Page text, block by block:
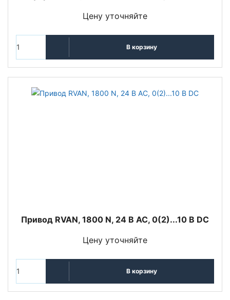
Цену уточняйте
В корзину
Привод RVAN, 1800 N, 24 В AC, 0(2)...10 В DC
Цену уточняйте
В корзину